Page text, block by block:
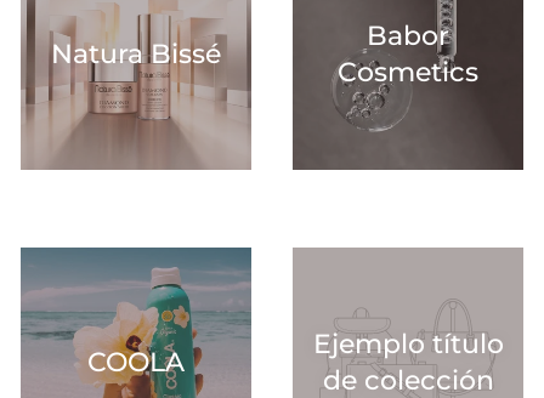
Natura Bissé
Babor
Cosmetics
COOLA
Ejemplo título
de colección